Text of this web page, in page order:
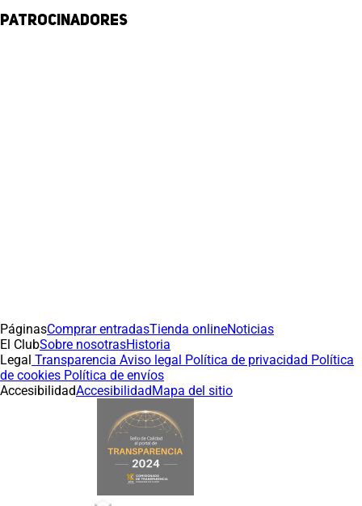
Patrocinadores
PáginasComprar entradasTienda onlineNoticias
El ClubSobre nosotrasHistoria
Legal Transparencia Aviso legal Política de privacidad Política
de cookies Política de envíos
AccesibilidadAccesibilidadMapa del sitio